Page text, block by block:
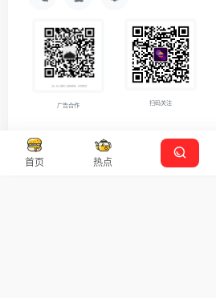
首页 热点
广告合作 扫码关注
Copyright © 2026沪ICP备2021007899号-5